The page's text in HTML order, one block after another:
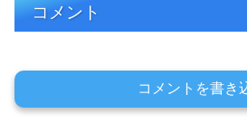
コメント
コメントを書き